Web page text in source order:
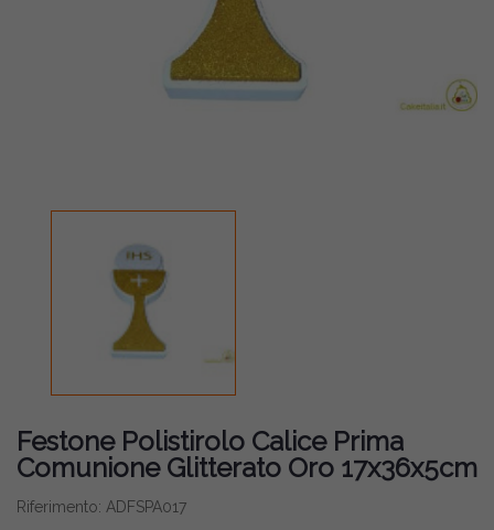
Festone Polistirolo Calice Prima
Comunione Glitterato Oro 17x36x5cm
Riferimento: ADFSPA017